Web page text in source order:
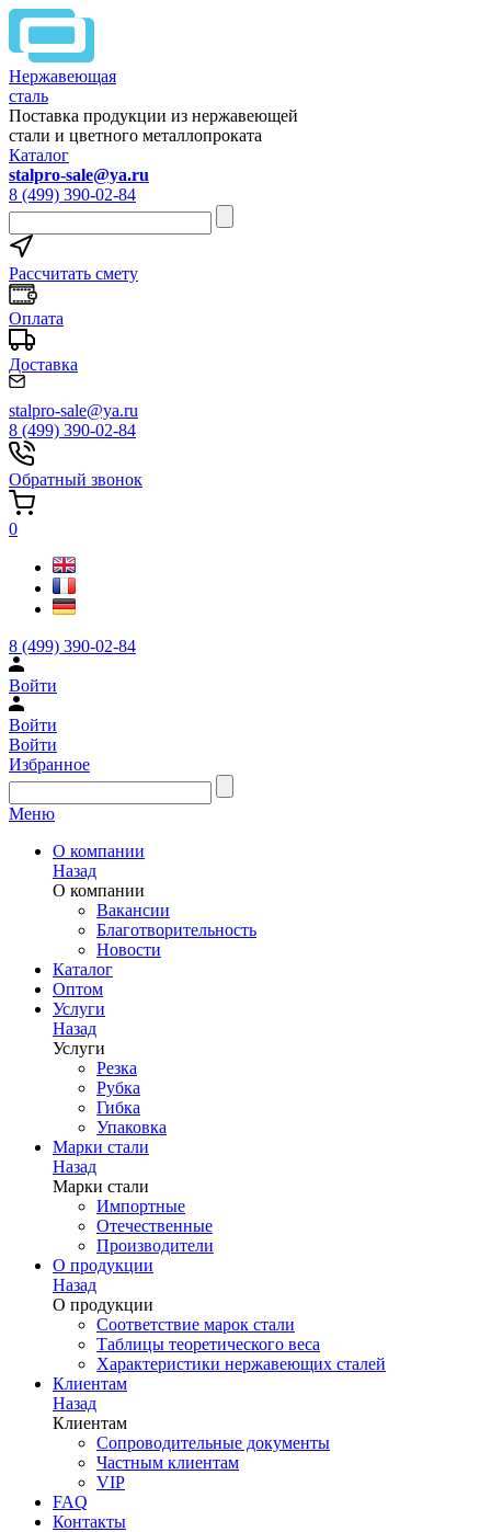
Нержавеющая
сталь
Поставка продукции из нержавеющей
стали и цветного металлопроката
Каталог
stalpro-sale@ya.ru
8 (499) 390-02-84
Рассчитать смету
Оплата
Доставка
stalpro-sale@ya.ru
8 (499) 390-02-84
Обратный звонок
0
8 (499) 390-02-84
Войти
Войти
Войти
Избранное
Меню
О компании
Назад
О компании
Вакансии
Благотворительность
Новости
Каталог
Оптом
Услуги
Назад
Услуги
Резка
Рубка
Гибка
Упаковка
Марки стали
Назад
Марки стали
Импортные
Отечественные
Производители
О продукции
Назад
О продукции
Соответствие марок стали
Таблицы теоретического веса
Характеристики нержавеющих сталей
Клиентам
Назад
Клиентам
Сопроводительные документы
Частным клиентам
VIP
FAQ
Контакты